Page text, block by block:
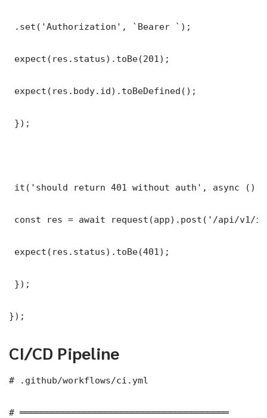
.set('Authorization', `Bearer `);
expect(res.status).toBe(201);
expect(res.body.id).toBeDefined();
});
it('should return 401 without auth', async ()
const res = await request(app).post('/api/v1/
expect(res.status).toBe(401);
});
});
CI/CD Pipeline
# .github/workflows/ci.yml
# ═══════════════════════════════════════